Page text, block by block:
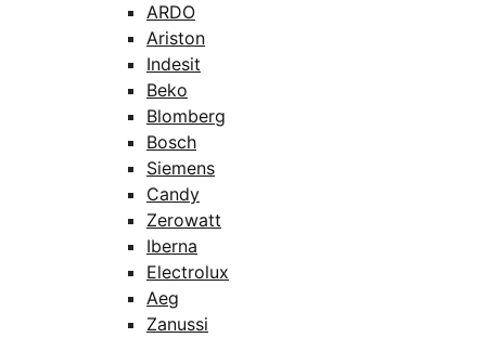
ARDO
Ariston
Indesit
Beko
Blomberg
Bosch
Siemens
Candy
Zerowatt
Iberna
Electrolux
Aeg
Zanussi